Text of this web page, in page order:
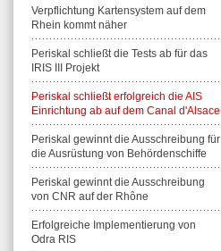
Verpflichtung Kartensystem auf dem
Rhein kommt näher
Periskal schließt die Tests ab für das
IRIS III Projekt
Periskal schließt erfolgreich die AIS
Einrichtung ab auf dem Canal d'Alsace
Periskal gewinnt die Ausschreibung für
die Ausrüstung von Behördenschiffe
Periskal gewinnt die Ausschreibung
von CNR auf der Rhône
Erfolgreiche Implementierung von
Odra RIS